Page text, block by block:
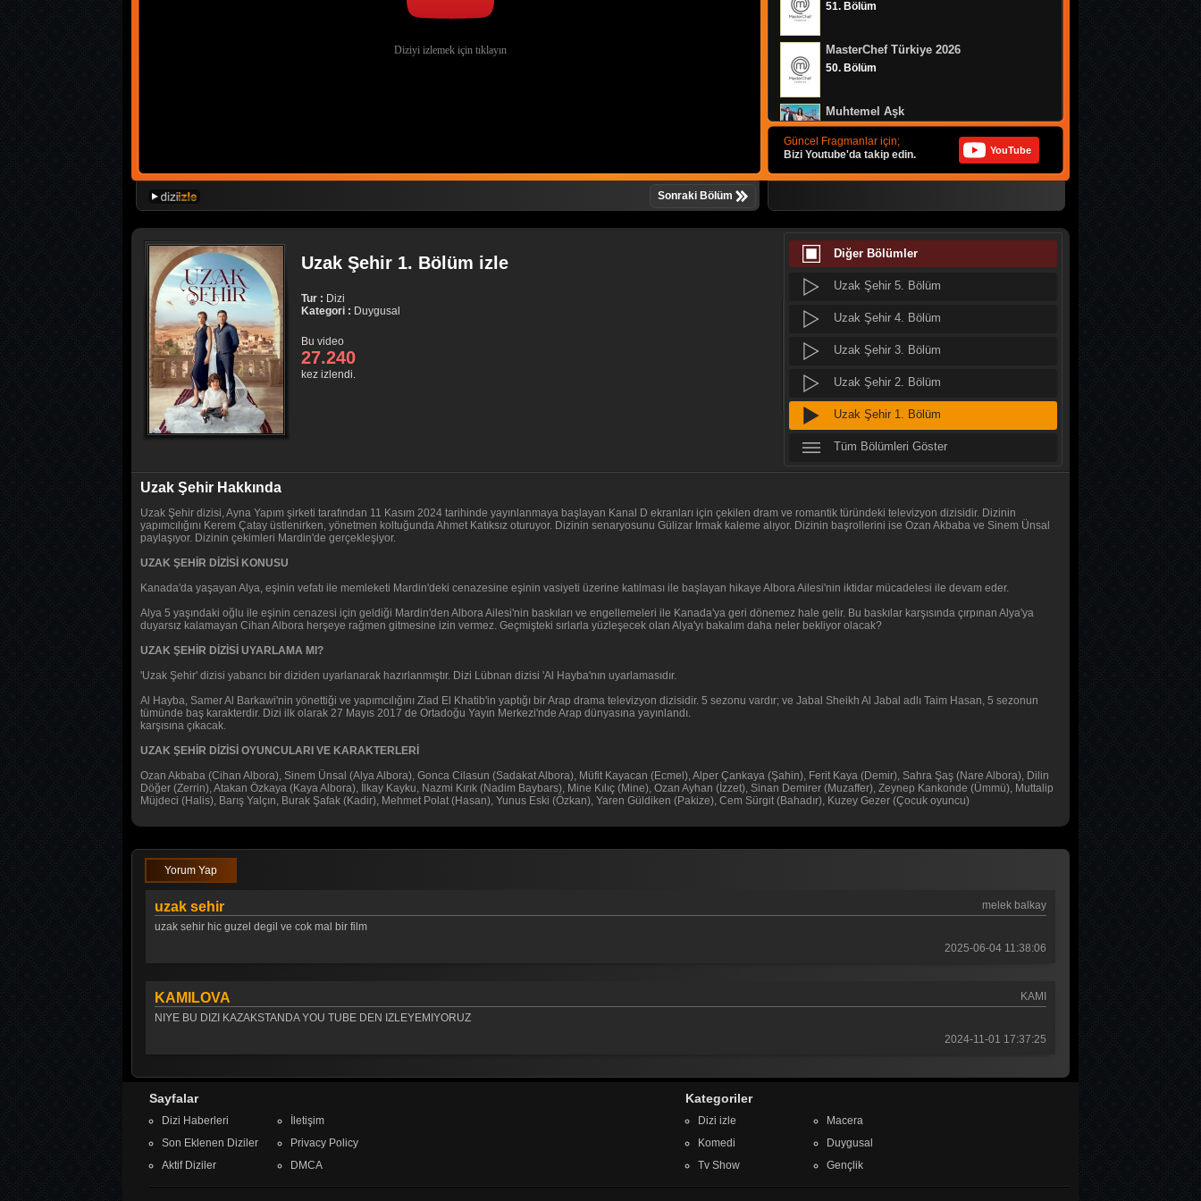
51. Bölüm
MasterChef Türkiye 2026
50. Bölüm
Muhtemel Aşk
8. Bölüm
Bizim Evin Halleri
49. Bölüm
Doğanın Kanunu
9. Bölüm
MasterChef Türkiye 2026
48. Bölüm
MasterChef Türkiye 2026
10. Bölüm
Baş Başa
2. Bölüm
Baş Başa
MasterChef Türkiye 2026
Güncel Fragmanlar için;
Bizi Youtube'da takip edin.
YouTube
Sonraki Bölüm
Uzak Şehir 1. Bölüm izle
Tur : Dizi
Kategori : Duygusal
Bu video
27.240
kez izlendi.
Diğer Bölümler
Uzak Şehir 12. Bölüm
Uzak Şehir 10. Bölüm
Uzak Şehir 9. Bölüm
Uzak Şehir 6. Bölüm
Uzak Şehir 5. Bölüm
Uzak Şehir 4. Bölüm
Uzak Şehir 3. Bölüm
Uzak Şehir 2. Bölüm
Uzak Şehir 1. Bölüm
Tüm Bölümleri Göster
Uzak Şehir Hakkında
Uzak Şehir dizisi, Ayna Yapım şirketi tarafından 11 Kasım 2024 tarihinde yayınlanmaya başlayan Kanal D ekranları için çekilen dram ve romantik türündeki televizyon dizisidir. Dizinin
yapımcılığını Kerem Çatay üstlenirken, yönetmen koltuğunda Ahmet Katıksız oturuyor. Dizinin senaryosunu Gülizar Irmak kaleme alıyor. Dizinin başrollerini ise Ozan Akbaba ve Sinem Ünsal
paylaşıyor. Dizinin çekimleri Mardin'de gerçekleşiyor.
UZAK ŞEHİR DİZİSİ KONUSU
Kanada'da yaşayan Alya, eşinin vefatı ile memleketi Mardin'deki cenazesine eşinin vasiyeti üzerine katılması ile başlayan hikaye Albora Ailesi'nin iktidar mücadelesi ile devam eder.
Alya 5 yaşındaki oğlu ile eşinin cenazesi için geldiği Mardin'den Albora Ailesi'nin baskıları ve engellemeleri ile Kanada'ya geri dönemez hale gelir. Bu baskılar karşısında çırpınan Alya'ya
duyarsız kalamayan Cihan Albora herşeye rağmen gitmesine izin vermez. Geçmişteki sırlarla yüzleşecek olan Alya'yı bakalım daha neler bekliyor olacak?
UZAK ŞEHİR DİZİSİ UYARLAMA MI?
'Uzak Şehir' dizisi yabancı bir diziden uyarlanarak hazırlanmıştır. Dizi Lübnan dizisi 'Al Hayba'nın uyarlamasıdır.
Al Hayba, Samer Al Barkawi'nin yönettiği ve yapımcılığını Ziad El Khatib'in yaptığı bir Arap drama televizyon dizisidir. 5 sezonu vardır; ve Jabal Sheikh Al Jabal adlı Taim Hasan, 5 sezonun
tümünde baş karakterdir. Dizi ilk olarak 27 Mayıs 2017 de Ortadoğu Yayın Merkezi'nde Arap dünyasına yayınlandı.
karşısına çıkacak.
UZAK ŞEHİR DİZİSİ OYUNCULARI VE KARAKTERLERİ
Ozan Akbaba (Cihan Albora), Sinem Ünsal (Alya Albora), Gonca Cilasun (Sadakat Albora), Müfit Kayacan (Ecmel), Alper Çankaya (Şahin), Ferit Kaya (Demir), Sahra Şaş (Nare Albora), Dilin
Döğer (Zerrin), Atakan Özkaya (Kaya Albora), İlkay Kayku, Nazmi Kırık (Nadim Baybars), Mine Kılıç (Mine), Ozan Ayhan (İzzet), Sinan Demirer (Muzaffer), Zeynep Kankonde (Ümmü), Muttalip
Müjdeci (Halis), Barış Yalçın, Burak Şafak (Kadir), Mehmet Polat (Hasan), Yunus Eski (Özkan), Yaren Güldiken (Pakize), Cem Sürgit (Bahadır), Kuzey Gezer (Çocuk oyuncu)
Yorum Yap
uzak sehir
melek balkay
uzak sehir hic guzel degil ve cok mal bir film
2025-06-04 11:38:06
KAMILOVA
KAMI
NIYE BU DIZI KAZAKSTANDA YOU TUBE DEN IZLEYEMIYORUZ
2024-11-01 17:37:25
Sayfalar
Dizi Haberleri
İletişim
Son Eklenen Diziler
Privacy Policy
Aktif Diziler
DMCA
Kategoriler
Dizi izle
Macera
Komedi
Duygusal
Tv Show
Gençlik